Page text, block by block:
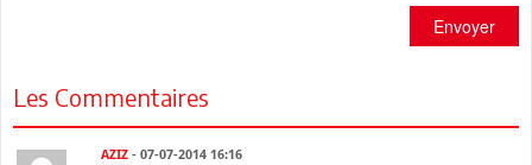
Envoyer
Les Commentaires
AZIZ - 07-07-2014 16:16